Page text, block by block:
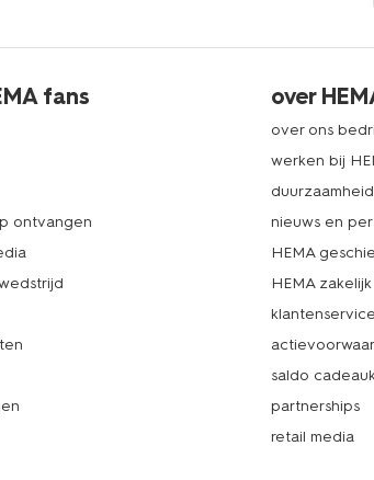
fans
ontvangen
over
over ons
werken bij
duurzaamheid
nieuws en
HEMA
HEMA zakelijk
klantenservice
saldo
partnerships
retail media